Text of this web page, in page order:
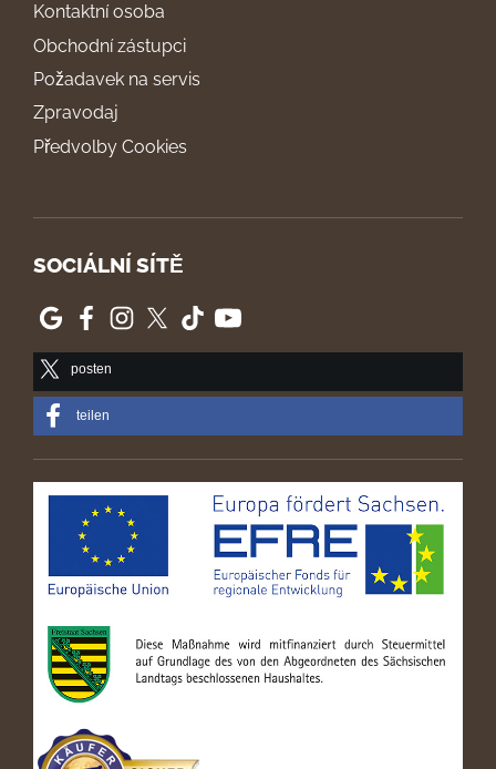
Kontaktní osoba
Obchodní zástupci
Požadavek na servis
Zpravodaj
Předvolby Cookies
SOCIÁLNÍ SÍTĚ
posten
teilen